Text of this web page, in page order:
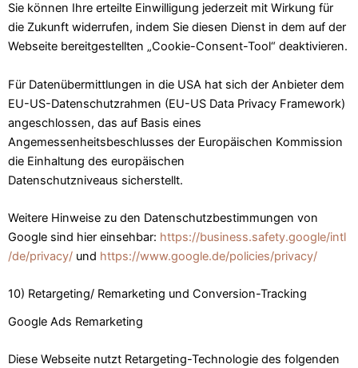
Sie können Ihre erteilte Einwilligung jederzeit mit Wirkung für
die Zukunft widerrufen, indem Sie diesen Dienst in dem auf der
Webseite bereitgestellten „Cookie-Consent-Tool“ deaktivieren.
Für Datenübermittlungen in die USA hat sich der Anbieter dem
EU-US-Datenschutzrahmen (EU-US Data Privacy Framework)
angeschlossen, das auf Basis eines
Angemessenheitsbeschlusses der Europäischen Kommission
die Einhaltung des europäischen
Datenschutzniveaus sicherstellt.
Weitere Hinweise zu den Datenschutzbestimmungen von
Google sind hier einsehbar: https://business.safety.google/intl
/de/privacy/ und https://www.google.de/policies/privacy/
10) Retargeting/ Remarketing und Conversion-Tracking
Google Ads Remarketing
Diese Webseite nutzt Retargeting-Technologie des folgenden